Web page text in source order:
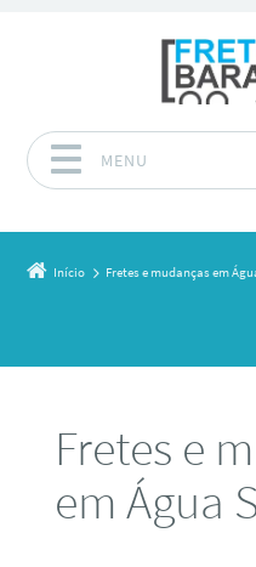
MENU
Início Fretes e mudanças em
Fretes e
em Água